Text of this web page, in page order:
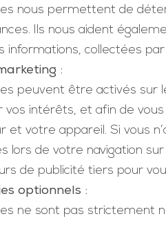
nous permettent de
Ils nous aident
informations, collectées
:
peuvent être activés sur
vos intérêts, et afin de
et votre appareil. Si vous
lors de votre navigation
de publicité tiers pour
optionnels :
ne sont pas strictement